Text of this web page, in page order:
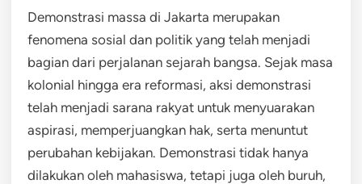
Demonstrasi massa di Jakarta merupakan
fenomena sosial dan politik yang telah menjadi
bagian dari perjalanan sejarah bangsa. Sejak masa
kolonial hingga era reformasi, aksi demonstrasi
telah menjadi sarana rakyat untuk menyuarakan
aspirasi, memperjuangkan hak, serta menuntut
perubahan kebijakan. Demonstrasi tidak hanya
dilakukan oleh mahasiswa, tetapi juga oleh buruh,